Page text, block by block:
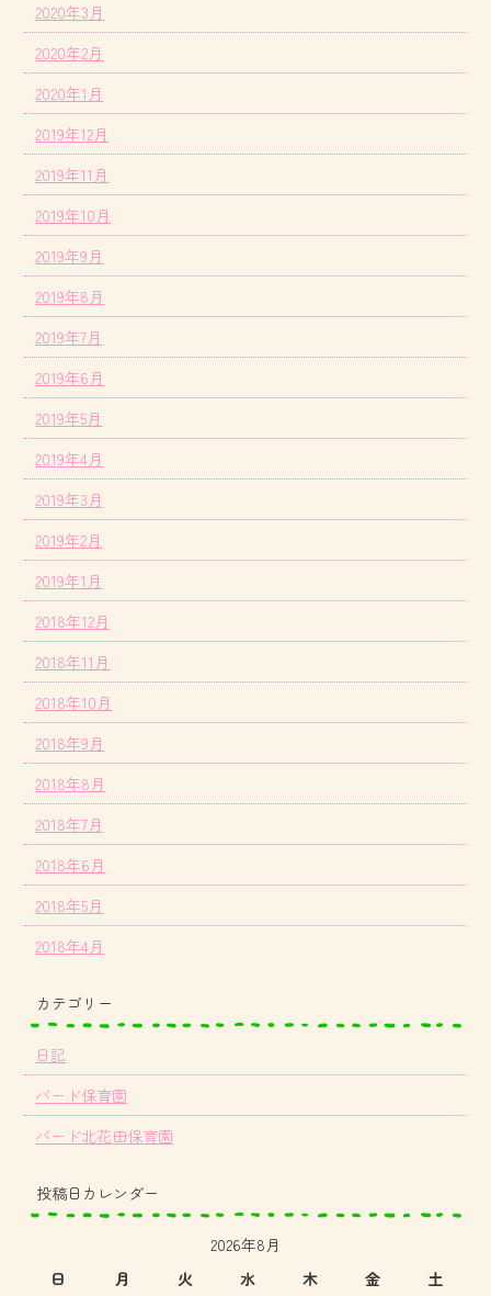
2020年3月
2020年2月
2020年1月
2019年12月
2019年11月
2019年10月
2019年9月
2019年8月
2019年7月
2019年6月
2019年5月
2019年4月
2019年3月
2019年2月
2019年1月
2018年12月
2018年11月
2018年10月
2018年9月
2018年8月
2018年7月
2018年6月
2018年5月
2018年4月
カテゴリー
日記
バード保育園
バード北花田保育園
投稿日カレンダー
2026年8月
日
月 火 水 木 金 土